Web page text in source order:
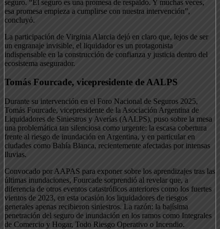
seguro. “El seguro es una promesa de respaldo. Y muchas veces,
esa promesa empieza a cumplirse con nuestra intervención”,
concluyó.
La participación de Virginia Alarcia dejó en claro que, lejos de ser
un engranaje invisible, el liquidador es un protagonista
indispensable en la construcción de confianza y justicia dentro del
ecosistema asegurador.
Tomás Fourcade, vicepresidente de AALPS
Durante su intervención en el Foro Nacional de Seguros 2025,
Tomás Fourcade, vicepresidente de la Asociación Argentina de
Liquidadores de Siniestros y Averías (AALPS), puso sobre la mesa
una problemática tan silenciosa como urgente: la escasa cobertura
frente al riesgo de inundación en Argentina, y en particular en
ciudades como Bahía Blanca, recientemente afectadas por intensas
lluvias.
Convocado por AAPAS para exponer sobre los aprendizajes tras las
últimas inundaciones, Fourcade sorprendió al revelar que, a
diferencia de otros eventos catastróficos anteriores como los fuertes
vientos de 2023, en esta ocasión los liquidadores de riesgos
generales apenas recibieron siniestros. La razón: la bajísima
penetración del seguro de inundación en los ramos como Integrales
de Comercio y Hogar, Todo Riesgo Operativo o Incendio.